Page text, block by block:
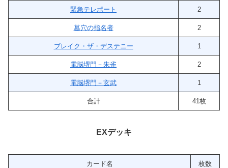
緊急テレポート 2
墓穴の指名者 2
ブレイク・ザ・デステニー 1
電脳堺門－朱雀 2
電脳堺門－玄武 1
合計 41枚
EXデッキ
カード名 枚数